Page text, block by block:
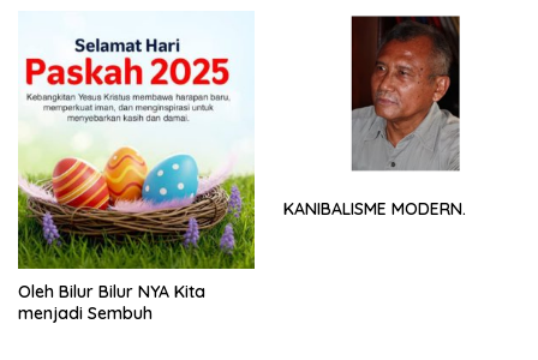
Oleh Bilur Bilur NYA Kita
menjadi Sembuh
KANIBALISME MODERN.